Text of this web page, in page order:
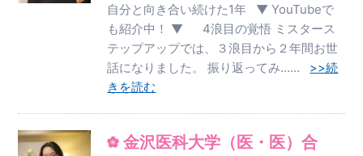
自分と向き合い続けた1年 ▼ YouTubeで
も紹介中！ ▼ 4浪目の覚悟 ミスタース
テップアップでは、３浪目から２年間お世
話になりました。 振り返ってみ…… >>続
きを読む
金沢医科大学（医・医）合